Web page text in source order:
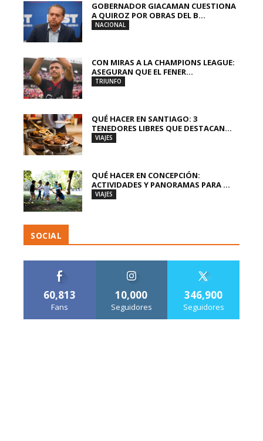
GOBERNADOR GIACAMAN CUESTIONA
A QUIROZ POR OBRAS DEL B...
NACIONAL
CON MIRAS A LA CHAMPIONS LEAGUE:
ASEGURAN QUE EL FENER...
TRIUNFO
QUÉ HACER EN SANTIAGO: 3
TENEDORES LIBRES QUE DESTACAN...
VIAJES
QUÉ HACER EN CONCEPCIÓN:
ACTIVIDADES Y PANORAMAS PARA ...
VIAJES
SOCIAL
60,813
Fans
10,000
Seguidores
346,900
Seguidores